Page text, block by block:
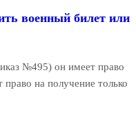
военный билет или
№495) он имеет право
на получение только